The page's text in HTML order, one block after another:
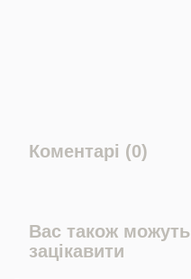
Коментарі (0)
Вас також можуть
зацікавити